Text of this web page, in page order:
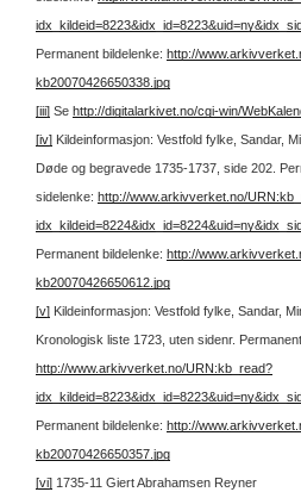
Permanent bildelenke: http://
kb20070426650338.jpg
[iii] Se http://digitalarkivet.no/cgi-win/
[iv] Kildeinformasjon: Vestfold fylke, Sandar,
Døde og begravede 1735-1737, side 202.
sidelenke: http://www.arkivverket.no/
Permanent bildelenke: http://
kb20070426650612.jpg
[v] Kildeinformasjon: Vestfold fylke, Sandar,
Kronologisk liste 1723, uten sidenr.
http://www.arkivverket.no/URN:kb_read?
Permanent bildelenke: http://
kb20070426650357.jpg
[vi] 1735-11 Giert Abrahamsen Reyner